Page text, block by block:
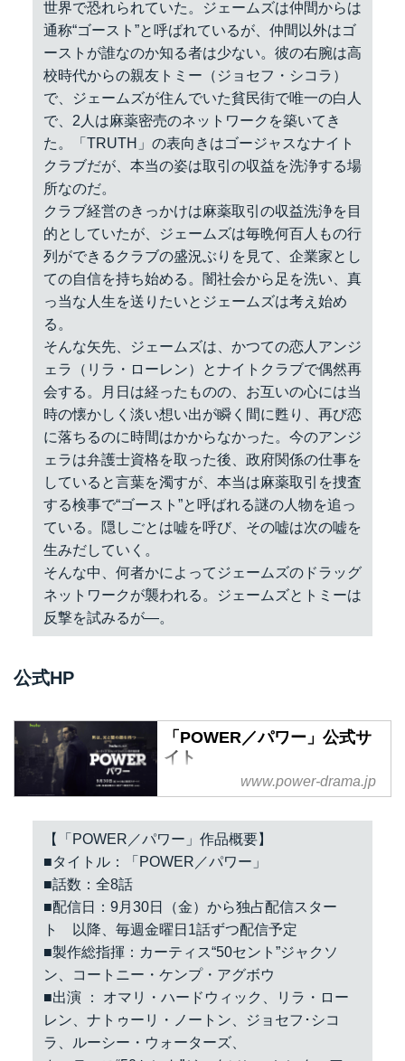
世界で恐れられていた。ジェームズは仲間からは
通称“ゴースト”と呼ばれているが、仲間以外はゴ
ーストが誰なのか知る者は少ない。彼の右腕は高
校時代からの親友トミー（ジョセフ・シコラ）
で、ジェームズが住んでいた貧民街で唯一の白人
で、2人は麻薬密売のネットワークを築いてき
た。「TRUTH」の表向きはゴージャスなナイト
クラブだが、本当の姿は取引の収益を洗浄する場
所なのだ。
クラブ経営のきっかけは麻薬取引の収益洗浄を目
的としていたが、ジェームズは毎晩何百人もの行
列ができるクラブの盛況ぶりを見て、企業家とし
ての自信を持ち始める。闇社会から足を洗い、真
っ当な人生を送りたいとジェームズは考え始め
る。
そんな矢先、ジェームズは、かつての恋人アンジ
ェラ（リラ・ローレン）とナイトクラブで偶然再
会する。月日は経ったものの、お互いの心には当
時の懐かしく淡い想い出が瞬く間に甦り、再び恋
に落ちるのに時間はかからなかった。今のアンジ
ェラは弁護士資格を取った後、政府関係の仕事を
していると言葉を濁すが、本当は麻薬取引を捜査
する検事で“ゴースト”と呼ばれる謎の人物を追っ
ている。隠しごとは嘘を呼び、その嘘は次の嘘を
生みだしていく。
そんな中、何者かによってジェームズのドラッグ
ネットワークが襲われる。ジェームズとトミーは
反撃を試みるが―。
公式HP
「POWER／パワー」公式サ
イト
世界的ミュージシャンの５０セン
ー」。NYの人気クラブオーナー
とドラッグディーラーの顔を持つ
動く心を描くクライム・サスペン
ス。
www.power-drama.jp
【「POWER／パワー」作品概要】
■タイトル：「POWER／パワー」
■話数：全8話
■配信日：9月30日（金）から独占配信スター
ト 以降、毎週金曜日1話ずつ配信予定
■製作総指揮：カーティス“50セント”ジャクソ
ン、コートニー・ケンプ・アグボウ
■出演 ： オマリ・ハードウィック、リラ・ロー
レン、ナトゥーリ・ノートン、ジョセフ･シコ
ラ、ルーシー・ウォーターズ、